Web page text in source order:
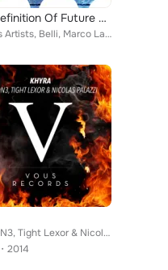
The Definition Of Future House, Vol. 6
Various Artists, Belli, Marco Laschi, Jacquard, Bazzflow, E.M.C.K., Alivo, Uplink, Cajama, AN'G, Tim Bell, Santoz, Mot, Nello, B...
BEATON3, Tight Lexor & Nicolas Palazzi
2014